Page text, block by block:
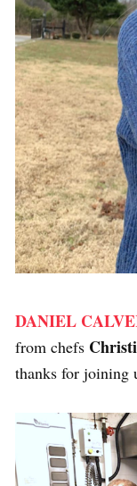
DANIEL
from chefs
thanks for joining